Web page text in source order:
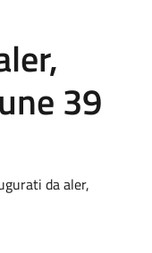
39
da aler,